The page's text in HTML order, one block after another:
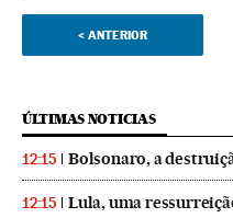
< ANTERIOR
ÚLTIMAS NOTICIAS
12:15 Bolsonaro, a
12:15 Lula, uma